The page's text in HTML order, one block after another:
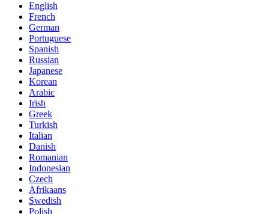
English
French
German
Portuguese
Spanish
Russian
Japanese
Korean
Arabic
Irish
Greek
Turkish
Italian
Danish
Romanian
Indonesian
Czech
Afrikaans
Swedish
Polish